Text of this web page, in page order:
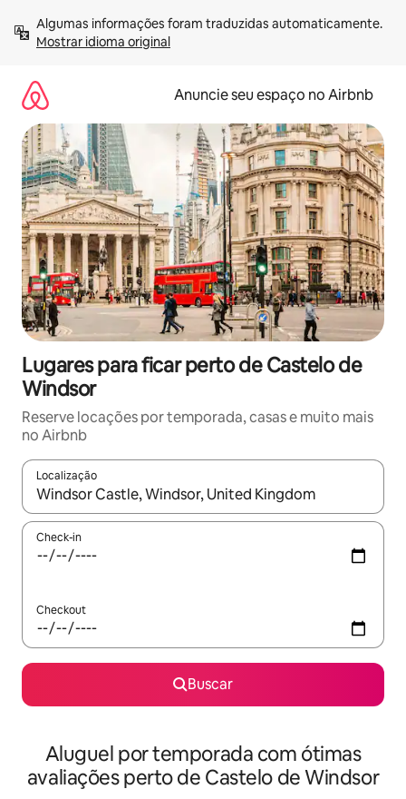
para
Mostrar idioma original
Anuncie seu espaço no Airbnb
Lugares para ficar perto de Castelo de
Windsor
Reserve locações por temporada, casas e muito mais
no Airbnb
Localização
Quando os resultados estiverem disponíveis, explore-os
Check-in
Checkout
Buscar
Aluguel por temporada com ótimas
avaliações perto de Castelo de Windsor